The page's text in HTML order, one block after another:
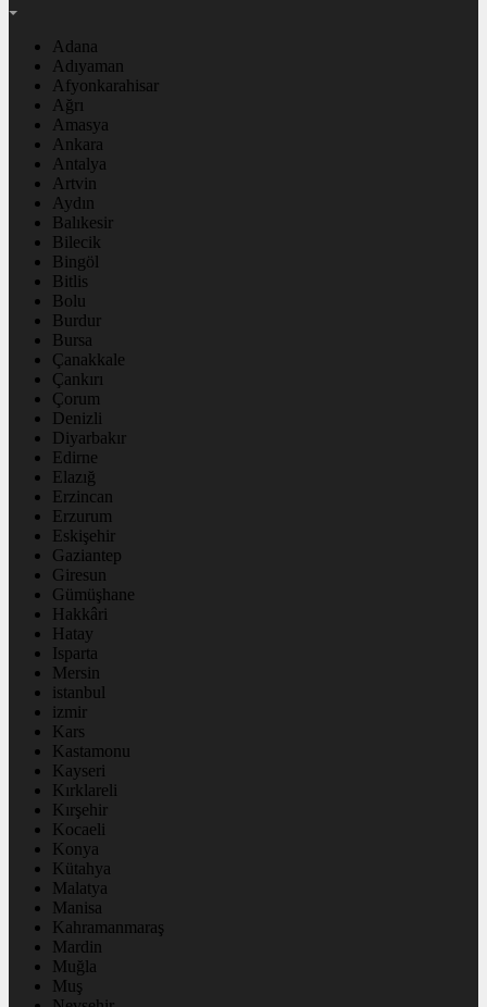
Adana
Adıyaman
Afyonkarahisar
Ağrı
Amasya
Ankara
Antalya
Artvin
Aydın
Balıkesir
Bilecik
Bingöl
Bitlis
Bolu
Burdur
Bursa
Çanakkale
Çankırı
Çorum
Denizli
Diyarbakır
Edirne
Elazığ
Erzincan
Erzurum
Eskişehir
Gaziantep
Giresun
Gümüşhane
Hakkâri
Hatay
Isparta
Mersin
istanbul
izmir
Kars
Kastamonu
Kayseri
Kırklareli
Kırşehir
Kocaeli
Konya
Kütahya
Malatya
Manisa
Kahramanmaraş
Mardin
Muğla
Muş